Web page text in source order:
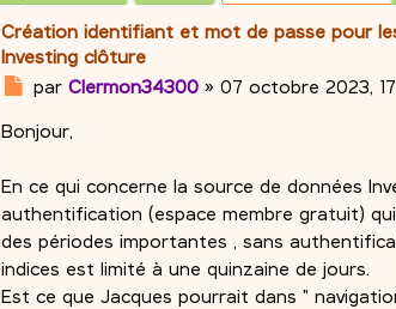
Création identifiant et mot de passe pour
Investing clôture
M
s
a
g
e
par Clermon34300 » 07 octobre 2023,
Bonjour,
En ce qui concerne la source de données
authentification (espace membre gratuit)
des périodes importantes , sans
indices est limité à une quinzaine de jours.
Est ce que Jacques pourrait dans "